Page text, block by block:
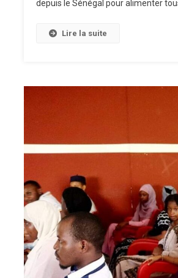
depuis le Sénégal pour alimenter
Lire la suite